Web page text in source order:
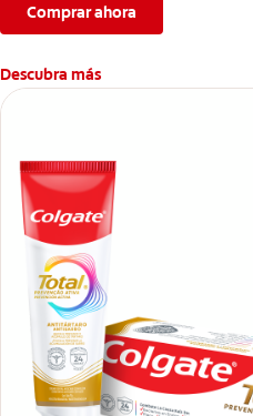
Comprar ahora
Descubra más